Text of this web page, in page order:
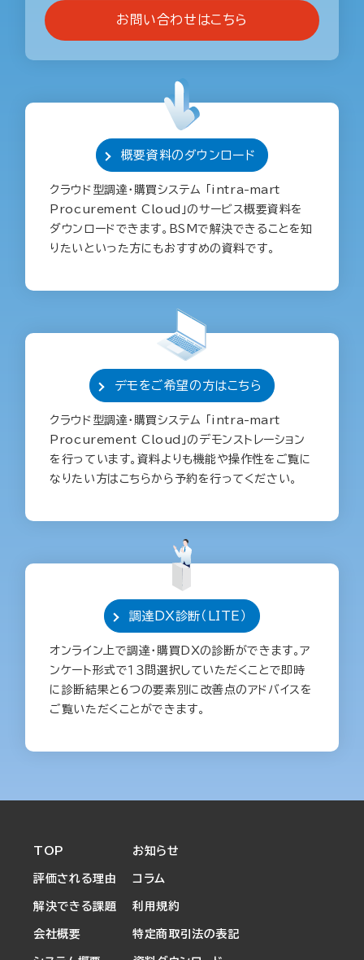
お問い合わせはこちら
概要資料のダウンロード
クラウド型調達・購買システム 「intra-mart
Procurement Cloud」のサービス概要資料を
ダウンロードできます。BSMで解決できることを知
りたいといった方にもおすすめの資料です。
デモをご希望の方はこちら
クラウド型調達・購買システム 「intra-mart
Procurement Cloud」のデモンストレーション
を行っています。資料よりも機能や操作性をご覧に
なりたい方はこちらから予約を行ってください。
調達DX診断（LITE）
オンライン上で調達・購買DXの診断ができます。ア
ンケート形式で１３問選択していただくことで即時
に診断結果と６つの要素別に改善点のアドバイスを
ご覧いただくことができます。
TOP
評価される理由
解決できる課題
会社概要
お知らせ
コラム
利用規約
特定商取引法の表記